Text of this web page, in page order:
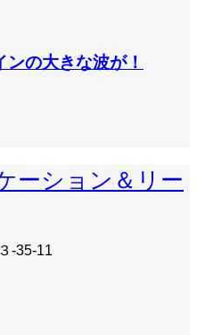
の大きな波が！
ーション＆リー
-35-11